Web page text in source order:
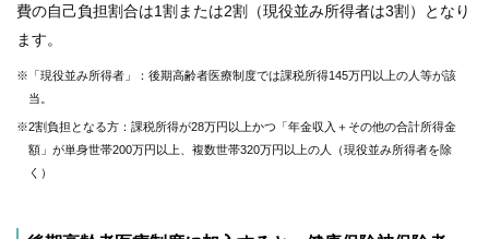
費の自己負担割合は1割または2割（現役並み所得者は3割）となり
ます。
※「現役並み所得者」：後期高齢者医療制度では課税所得145万円以上の人等が該
当。
※2割負担となる方：課税所得が28万円以上かつ「年金収入＋その他の合計所得金
額」が単身世帯200万円以上、複数世帯320万円以上の人（現役並み所得者を除
く）